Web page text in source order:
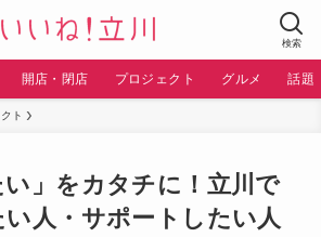
検索
開店・閉店 プロジェクト グルメ 話題
ト
い」をカタチに！立川で
人・サポートしたい人